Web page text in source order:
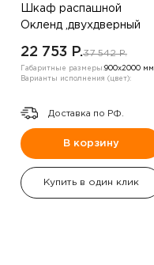
Шкаф распашной
Окленд ,двухдверный
22 753 P.37 542 P.
Габаритные размеры:900х2000 мм
Варианты исполнения (цвет):
Доставка по РФ.
В корзину
Купить в один клик